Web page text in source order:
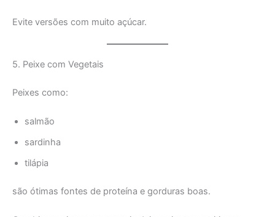
Evite versões com muito açúcar.
5. Peixe com Vegetais
Peixes como:
salmão
sardinha
tilápia
são ótimas fontes de proteína e gorduras boas.